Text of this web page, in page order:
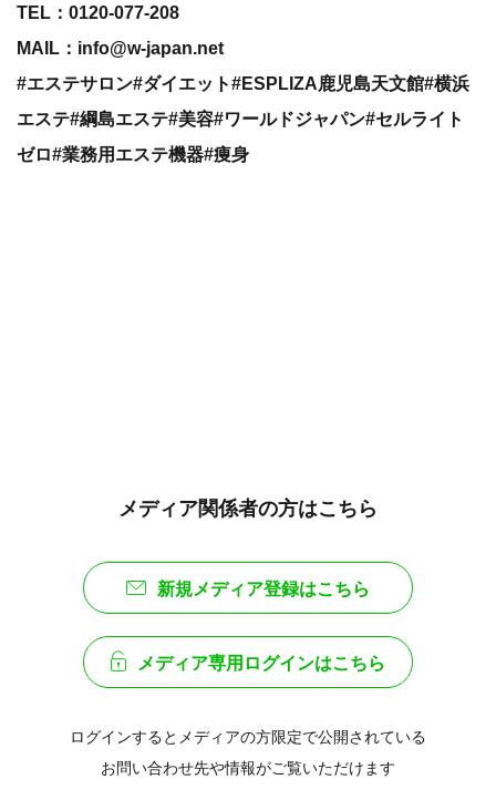
TEL：0120-077-208
MAIL：info@w-japan.net
#エステサロン#ダイエット#ESPLIZA鹿児島天文館#横浜
エステ#綱島エステ#美容#ワールドジャパン#セルライト
ゼロ#業務用エステ機器#痩身
メディア関係者の方はこちら
新規メディア登録はこちら
メディア専用ログインはこちら
ログインするとメディアの方限定で公開されている
お問い合わせ先や情報がご覧いただけます